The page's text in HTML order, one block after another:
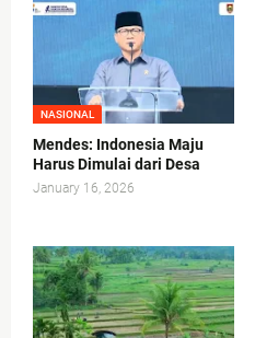
NASIONAL
Mendes: Indonesia Maju
Harus Dimulai dari Desa
January 16, 2026